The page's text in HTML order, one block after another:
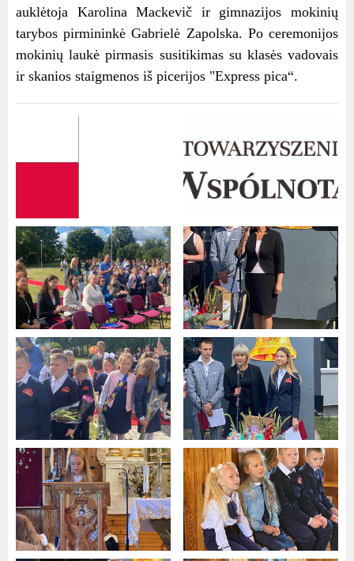
auklėtoja Karolina Mackevič ir gimnazijos mokinių
tarybos pirmininkė Gabrielė Zapolska. Po ceremonijos
mokinių laukė pirmasis susitikimas su klasės vadovais
ir skanios staigmenos iš picerijos "Express pica“.